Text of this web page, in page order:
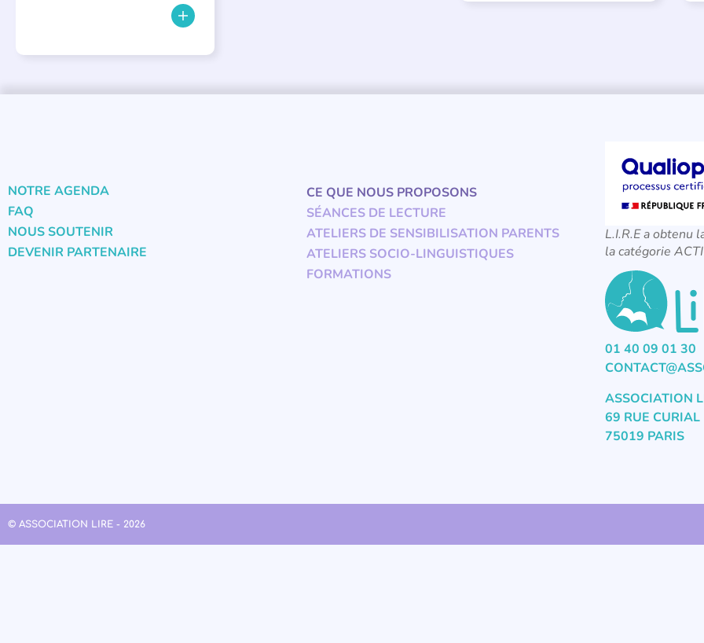
NOTRE AGENDA
FAQ
NOUS SOUTENIR
DEVENIR PARTENAIRE
CE QUE NOUS PROPOSONS
SÉANCES DE LECTURE
ATELIERS DE SENSIBILISATION PARENTS
ATELIERS SOCIO-LINGUISTIQUES
FORMATIONS
L.I.R.E a obtenu
la catégorie
01 40 09 01 30
ASSOCIATION
69 RUE CURIAL
75019 PARIS
© ASSOCIATION LIRE - 2026